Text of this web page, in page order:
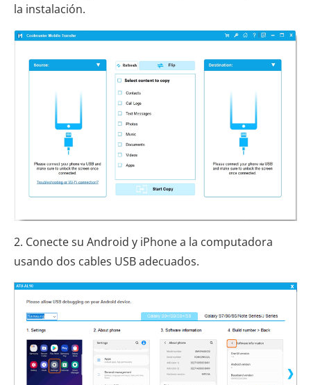
la instalación.
2. Conecte su Android y iPhone a la computadora
usando dos cables USB adecuados.